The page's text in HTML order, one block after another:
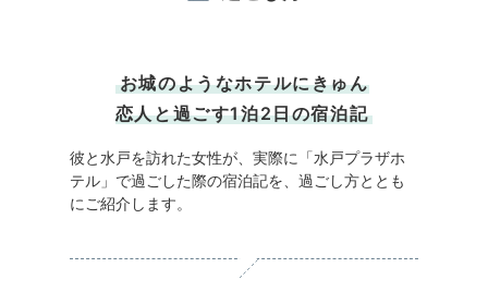
お城のようなホテルにきゅん
恋人と過ごす1泊2日の宿泊記
彼と水戸を訪れた女性が、実際に「水戸プラザホ
テル」で過ごした際の宿泊記を、過ごし方ととも
にご紹介します。